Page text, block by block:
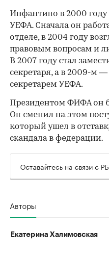
Инфантино в 2000 году
УЕФА. Сначала он
отделе, в 2004 году
правовым вопросам и
В 2007 году стал
секретаря, а в 2009-м
секретарем УЕФА.
Президентом ФИФА он
Он сменил на этом
который ушел в
скандала в федерации.
Оставайтесь на связи с
Авторы
Екатерина Халимовская